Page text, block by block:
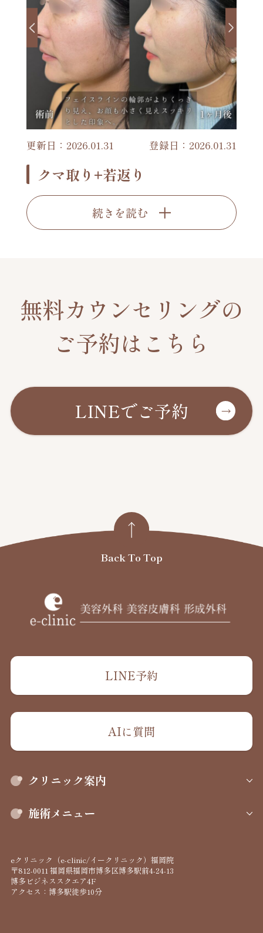
更新日：2026.01.31 登録日：2026.01.31
クマ取り+若返り
続きを読む
無料カウンセリングの
ご予約はこちら
LINEでご予約
LINE予約
AIに質問
クリニック案内
施術メニュー
eクリニック（e-clinic/イークリニック）福岡院
〒812-0011 福岡県福岡市博多区博多駅前4-24-13
博多ビジネススクエア4F
アクセス：博多駅徒歩10分
Back To Top